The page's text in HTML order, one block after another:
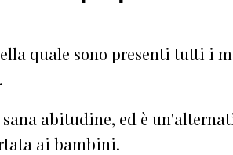
quale sono presenti tutti i
.
abitudine, ed è
ai bambini.